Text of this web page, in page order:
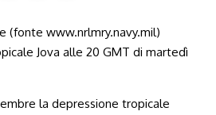
la depressione tropicale